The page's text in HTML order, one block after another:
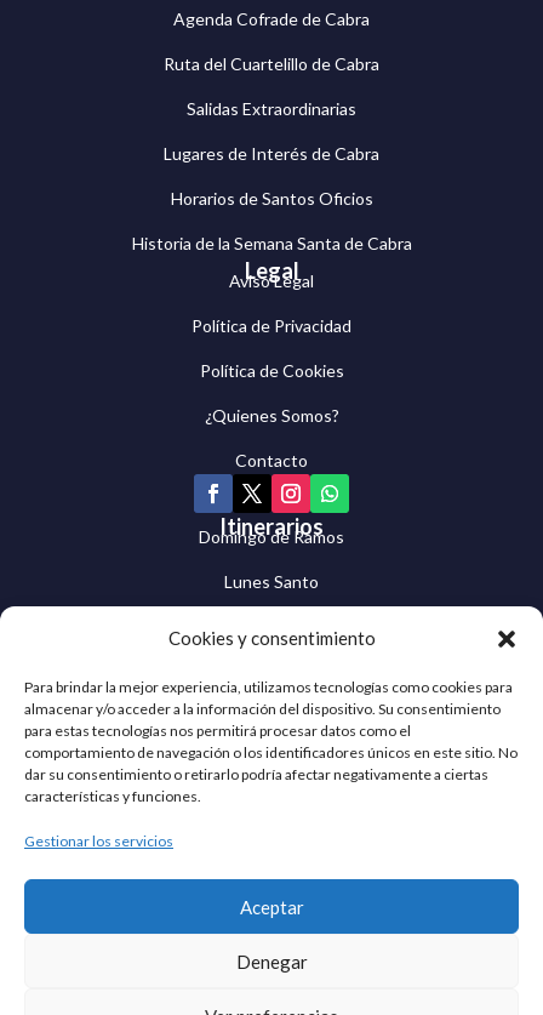
Cookies y consentimiento
Para brindar la mejor experiencia, utilizamos tecnologías como cookies para
almacenar y/o acceder a la información del dispositivo. Su consentimiento
para estas tecnologías nos permitirá procesar datos como el
comportamiento de navegación o los identificadores únicos en este sitio. No
dar su consentimiento o retirarlo podría afectar negativamente a ciertas
características y funciones.
Gestionar los servicios
Aceptar
Denegar
Agenda Cofrade de Cabra
Ruta del Cuartelillo de Cabra
Salidas Extraordinarias
Lugares de Interés de Cabra
Horarios de Santos Oficios
Historia de la Semana Santa de Cabra
Legal
Aviso Legal
Política de Privacidad
Política de Cookies
¿Quienes Somos?
Contacto
Itinerarios
Domingo de Ramos
Lunes Santo
Jueves Santo
Viernes Santo
Cuaresma Egabrense © 2026 | Todos los derechos
reservados